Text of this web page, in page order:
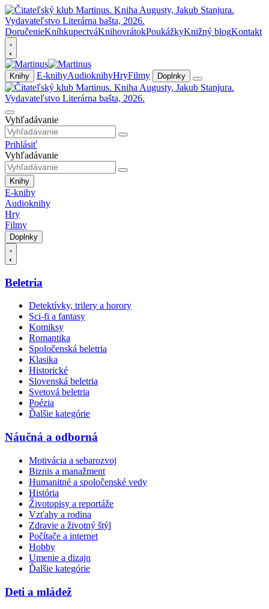
DoručenieKníhkupectváKnihovrátokPoukážkyKnižný blogKontakt
Knihy E-knihyAudioknihyHryFilmy Doplnky
Vyhľadávanie
Prihlásiť
Vyhľadávanie
Knihy
E-knihy
Audioknihy
Hry
Filmy
Doplnky
Beletria
Detektívky, trilery a horory
Sci-fi a fantasy
Komiksy
Romantika
Spoločenská beletria
Klasika
Historické
Slovenská beletria
Svetová beletria
Poézia
Ďalšie kategórie
Náučná a odborná
Motivácia a sebarozvoj
Biznis a manažment
Humanitné a spoločenské vedy
História
Životopisy a reportáže
Vzťahy a rodina
Zdravie a životný štýl
Počítače a internet
Hobby
Umenie a dizajn
Ďalšie kategórie
Deti a mládež